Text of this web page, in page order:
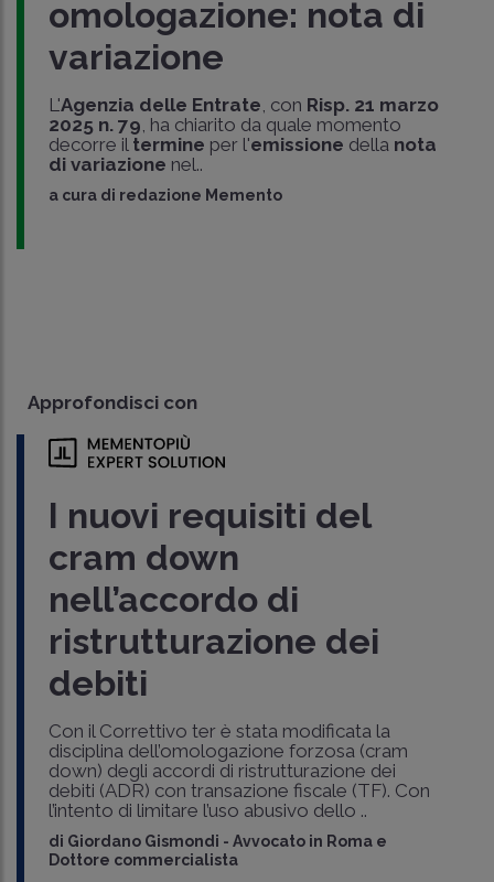
omologazione: nota di
variazione
L'Agenzia delle Entrate , con Risp. 21 marzo
2025 n. 79 , ha chiarito da quale momento
decorre il termine per l'emissione della nota
di variazione nel..
a cura di redazione Memento
Approfondisci con
I nuovi requisiti del
cram down
nell’accordo di
ristrutturazione dei
debiti
Con il Correttivo ter è stata modificata la
disciplina dell’omologazione forzosa (cram
down) degli accordi di ristrutturazione dei
debiti (ADR) con transazione fiscale (TF). Con
l’intento di limitare l’uso abusivo dello ..
di Giordano Gismondi - Avvocato in Roma e
Dottore commercialista